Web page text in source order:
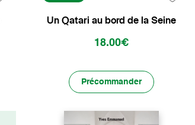
Un Qatari au bord de la Seine
18.00€
Précommander